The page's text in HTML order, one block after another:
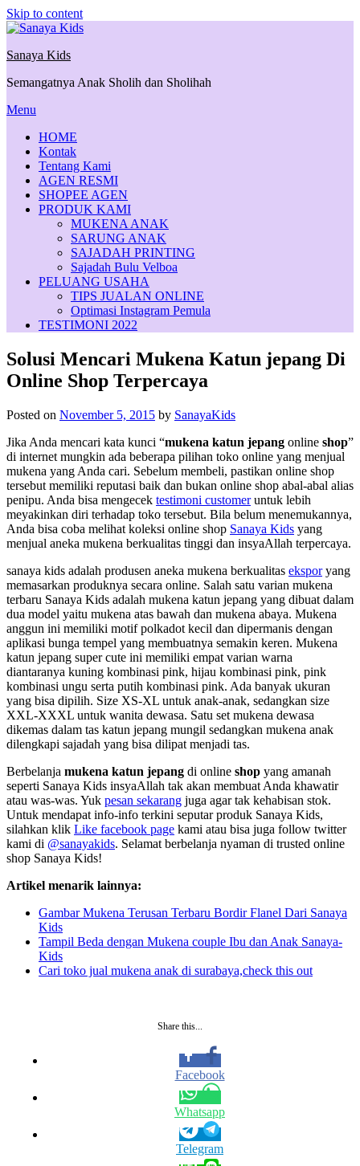
Skip to content
Sanaya Kids
Semangatnya Anak Sholih dan Sholihah
Menu
HOME
Kontak
Tentang Kami
AGEN RESMI
SHOPEE AGEN
PRODUK KAMI
MUKENA ANAK
SARUNG ANAK
SAJADAH PRINTING
Sajadah Bulu Velboa
PELUANG USAHA
TIPS JUALAN ONLINE
Optimasi Instagram Pemula
TESTIMONI 2022
Solusi Mencari Mukena Katun jepang Di
Online Shop Terpercaya
Posted on November 5, 2015 by SanayaKids
Jika Anda mencari kata kunci “mukena katun jepang online shop”
di internet mungkin ada beberapa pilihan toko online yang menjual
mukena yang Anda cari. Sebelum membeli, pastikan online shop
tersebut memiliki reputasi baik dan bukan online shop abal-abal alias
penipu. Anda bisa mengecek testimoni customeruntuk lebih
meyakinkan diri terhadap toko tersebut. Bila belum menemukannya,
Anda bisa coba melihat koleksi online shop Sanaya Kids yang
menjual aneka mukena berkualitas tinggi dan insyaAllah terpercaya.
sanaya kids adalah produsen aneka mukena berkualitas eksporyang
memasarkan produknya secara online. Salah satu varian mukena
terbaru Sanaya Kids adalah mukena katun jepang yang dibuat dalam
dua model yaitu mukena atas bawah dan mukena abaya. Mukena
anggun ini memiliki motif polkadot kecil dan dipermanis dengan
aplikasi bunga tempel yang membuatnya semakin keren. Mukena
katun jepang super cute ini memiliki empat varian warna
diantaranya kuning kombinasi pink, hijau kombinasi pink, pink
kombinasi ungu serta putih kombinasi pink. Ada banyak ukuran
yang bisa dipilih. Size XS-XL untuk anak-anak, sedangkan size
XXL-XXXL untuk wanita dewasa. Satu set mukena dewasa
dikemas dalam tas katun jepang mungil sedangkan mukena anak
dilengkapi sajadah yang bisa dilipat menjadi tas.
Berbelanja mukena katun jepang di online shop yang amanah
seperti Sanaya Kids insyaAllah tak akan membuat Anda khawatir
atau was-was. Yuk pesan sekarang juga agar tak kehabisan stok.
Untuk mendapat info-info terkini seputar produk Sanaya Kids,
silahkan klik Like facebook page kami atau bisa juga follow twitter
kami di @sanayakids. Selamat berbelanja nyaman di trusted online
shop Sanaya Kids!
Artikel menarik lainnya:
Gambar Mukena Terusan Terbaru Bordir Flanel Dari Sanaya
Kids
Tampil Beda dengan Mukena couple Ibu dan Anak Sanaya-
Kids
Cari toko jual mukena anak di surabaya,check this out
Share this...
Facebook
Whatsapp
Telegram